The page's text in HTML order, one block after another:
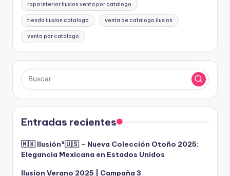
ropa interior ilusion venta por catalogo
tienda ilusion catalogo venta de catalogo ilusion
venta por catalogo
Entradas recientes
🇲🇽 Ilusión®️🇺🇸 – Nueva Colección Otoño 2025:
Elegancia Mexicana en Estados Unidos
Ilusion Verano 2025 | Campaña 3